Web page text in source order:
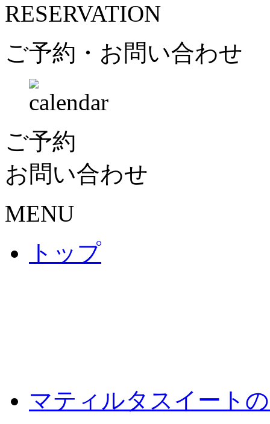
RESERVATION
ご予約・お問い合わせ
ご予約
お問い合わせ
MENU
トップ
マティルタスイート